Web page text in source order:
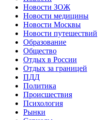
Новости ЗОЖ
Новости медицины
Новости Москвы
Новости путешествий
Образование
Общество
Отдых в России
Отдых за границей
ПДД
Политика
Происшествия
Психология
Рынки